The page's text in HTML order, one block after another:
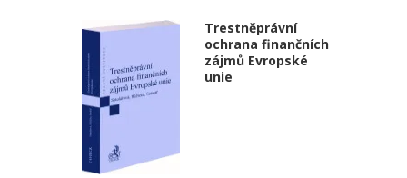
Trestněprávní
ochrana finančních
zájmů Evropské
unie